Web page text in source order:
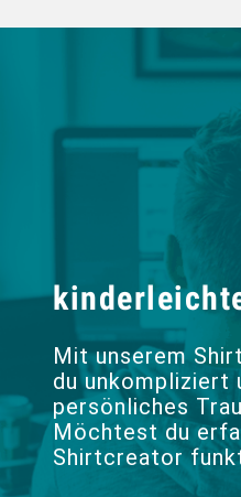
Mit unserem
du unkompliziert
persönliches
Möchtest du
Shirtcreator